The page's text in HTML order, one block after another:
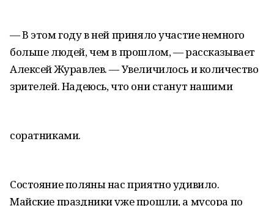
— В этом году в ней приняло участие немного
больше людей, чем в прошлом, — рассказывает
Алексей Журавлев. — Увеличилось и количество
зрителей. Надеюсь, что они станут нашими
соратниками.
Состояние поляны нас приятно удивило.
Майские праздники уже прошли, а мусора по